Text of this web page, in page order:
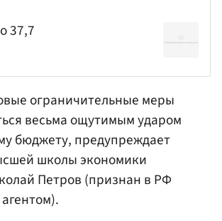
37,7
ограничительные меры
весьма ощутимым ударом
бюджету, предупреждает
школы экономики
Петров (признан в РФ